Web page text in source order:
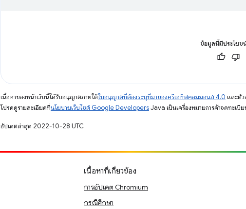
ข้อมูลนี้มีประโยช
เนื้อหาของหน้าเว็บนี้ได้รับอนุญาตภายใต้ใบอนุญาตที่ต้องระบุที่มาของครีเอทีฟคอมมอนส์ 4.0 และตัว
โปรดดูรายละเอียดที่นโยบายเว็บไซต์ Google DevelopersJava เป็นเครื่องหมายการค้าจดทะเ
อัปเดตล่าสุด 2022-10-28 UTC
เนื้อหาที่เกี่ยวข้อง
การอัปเดต Chromium
กรณีศึกษา